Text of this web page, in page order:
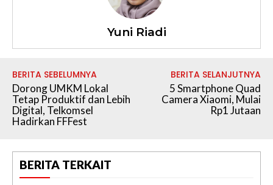
Yuni Riadi
BERITA SEBELUMNYA
Dorong UMKM Lokal
Tetap Produktif dan Lebih
Digital, Telkomsel
Hadirkan FFFest
BERITA SELANJUTNYA
5 Smartphone Quad
Camera Xiaomi, Mulai
Rp1 Jutaan
BERITA TERKAIT